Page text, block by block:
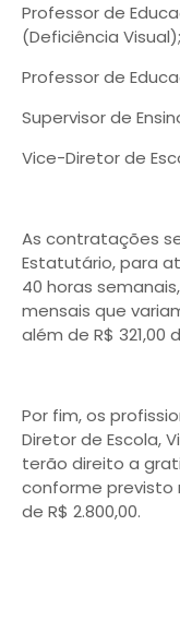
Professor de
(Deficiência Visual);
Professor de
Supervisor de
Vice-Diretor de
As contratações
Estatutário, para
40 horas
mensais que
além de R$
Por fim, os
Diretor de Escola,
terão direito a
conforme previsto
de R$ 2.800,00.